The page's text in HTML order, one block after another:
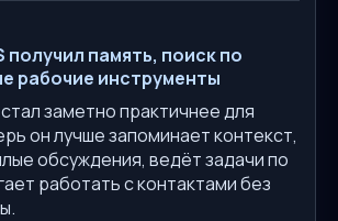
получил память, поиск по
рабочие инструменты
заметно практичнее для
он лучше запоминает контекст,
обсуждения, ведёт задачи по
работать с контактами без